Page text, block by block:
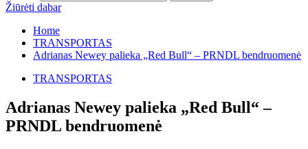
Žiūrėti dabar
Home
TRANSPORTAS
Adrianas Newey palieka „Red Bull“ – PRNDL bendruomenė
TRANSPORTAS
Adrianas Newey palieka „Red Bull“ –
PRNDL bendruomenė